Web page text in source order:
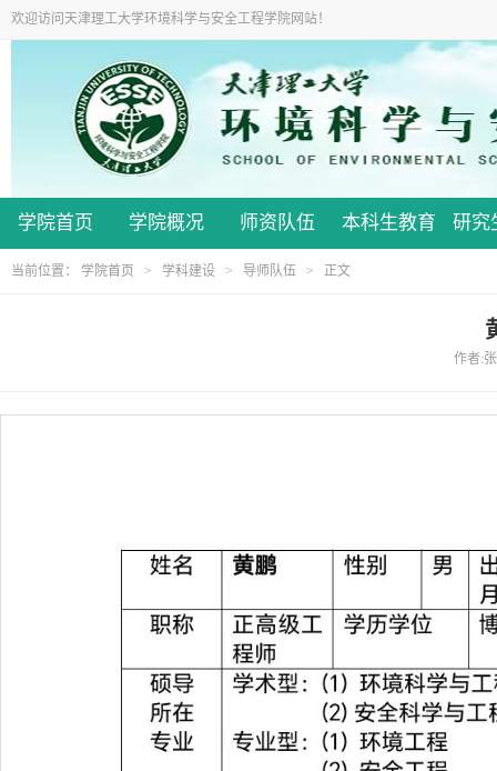
欢迎访问天津理工大学环境科学与安全工程学院网站！
学院首页 学院概况 师资队伍 本科生教育 研究
当前位置： 学院首页 > 学科建设 > 导师队伍 > 正文
作者: